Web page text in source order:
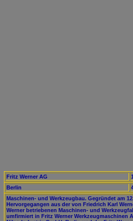
Fritz Werner AG
Berlin
Maschinen- und Werkzeugbau. Gegründet am
Hervorgegangen aus der von Friedrich Karl
Werner betriebenen Maschinen- und
umfirmiert in Fritz Werner Werkzeugmaschinen